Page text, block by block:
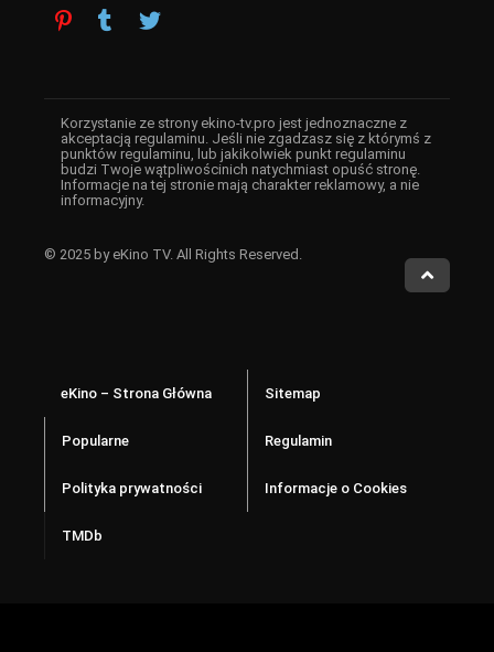
Korzystanie ze strony ekino-tv.pro jest jednoznaczne z
akceptacją regulaminu. Jeśli nie zgadzasz się z którymś z
punktów regulaminu, lub jakikolwiek punkt regulaminu
budzi Twoje wątpliwościnich natychmiast opuść stronę.
Informacje na tej stronie mają charakter reklamowy, a nie
informacyjny.
© 2025 by eKino TV. All Rights Reserved.
eKino – Strona Główna Sitemap
Popularne Regulamin
Polityka prywatności Informacje o Cookies
TMDb